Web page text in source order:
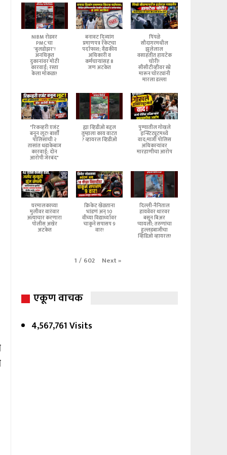
NIBM रोडवर
PMC चा
'बुलडोझर'!
अनधिकृत
दुकानांवर मोठी
कारवाई; रस्ता
केला मोकळा!
बनावट दिव्यांग
प्रमाणपत्र रॅकेटचा
पर्दाफाश; वैद्यकीय
अधिकारी व
कर्मचाऱ्यांसह 8
जण अटकेत
पिंपळे
सौदागरमधील
झुलेलाल
वसाहतीत हायटेक
चोरी!
सीसीटीव्हीवर स्प्रे
मारून चोरट्यांनी
मारला डल्ला
"रिकव्हरी एजंट
बनून लूट! बार्शी
पोलिसांची २
तासांत धडाकेबाज
कारवाई; दोन
आरोपी जेरबंद"
ह्या व्हिडीओ बद्दल
तुम्हाला काय वाटत
? व्हायरल व्हिडीओ
पुण्यातील गोखले
इन्स्टिट्यूटमध्ये
वाद;माजी पोलिस
अधिकाऱ्यांवर
मारहाणीचा आरोप
घरमालकाच्या
मुलीवर वारंवार
अत्याचार करणारा
पोलीस अखेर
अटकेत
क्रिकेट खेळताना
भांडणं अन् 10
वीच्या विद्यार्थ्यावर
चाकूने सपासप 9
वार!
दिल्ली-नैनिताल
हायवेवर थारवर
बसून बिअर
प्यायली; तरुणांचा
हुल्लडबाजीचा
व्हिडिओ व्हायरल!
1 / 602 Next»
एकूण वाचक
4,567,761 Visits